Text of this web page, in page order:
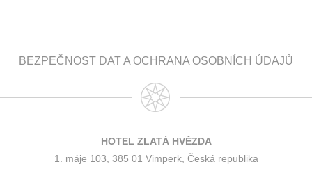
BEZPEČNOST DAT A OCHRANA OSOBNÍCH ÚDAJŮ
HOTEL ZLATÁ HVĚZDA
1. máje 103, 385 01 Vimperk, Česká republika